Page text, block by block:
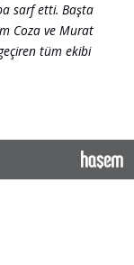
sarf etti. Başta
Coza ve Murat
tüm ekibi